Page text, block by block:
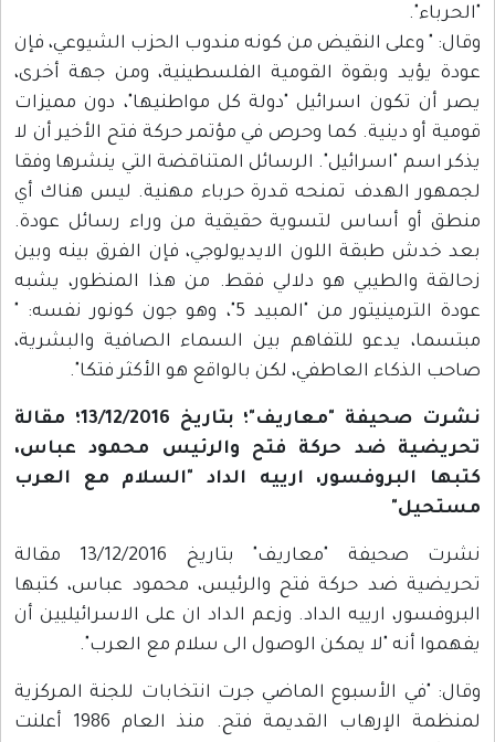
"الحرباء".
وقال: " وعلى النقيض من كونه مندوب الحزب الشيوعي، فإن
عودة يؤيد وبقوة القومية الفلسطينية، ومن جهة أخرى،
يصر أن تكون اسرائيل "دولة كل مواطنيها"، دون مميزات
قومية أو دينية. كما وحرص في مؤتمر حركة فتح الأخير أن لا
يذكر اسم "اسرائيل". الرسائل المتناقضة التي ينشرها وفقا
لجمهور الهدف تمنحه قدرة حرباء مهنية. ليس هناك أي
منطق أو أساس لتسوية حقيقية من وراء رسائل عودة.
بعد خدش طبقة اللون الايديولوجي، فإن الفرق بينه وبين
زحالقة والطيبي هو دلالي فقط. من هذا المنظور، يشبه
عودة الترمينيتور من "المبيد 5"، وهو جون كونور نفسه: "
مبتسما، يدعو للتفاهم بين السماء الصافية والبشرية،
صاحب الذكاء العاطفي، لكن بالواقع هو الأكثر فتكا".
نشرت صحيفة "معاريف"؛ بتاريخ 13/12/2016؛ مقالة
تحريضية ضد حركة فتح والرئيس محمود عباس،
كتبها البروفسور، ارييه الداد "السلام مع العرب
مستحيل"
نشرت صحيفة "معاريف" بتاريخ 13/12/2016 مقالة
تحريضية ضد حركة فتح والرئيس، محمود عباس، كتبها
البروفسور، ارييه الداد. وزعم الداد ان على الاسرائيليين أن
يفهموا أنه "لا يمكن الوصول الى سلام مع العرب".
وقال: "في الأسبوع الماضي جرت انتخابات للجنة المركزية
لمنظمة الإرهاب القديمة فتح. منذ العام 1986 أعلنت